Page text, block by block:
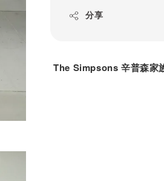
分享
The Simpsons 辛普森家